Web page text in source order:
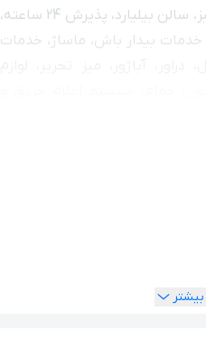
اتاق چمدان، اتاق سیگار، فضای سبز، سالن بیلیارد، پذیرش 24 ساعته،
خدمات بیدار باش، ماساژ، خدمات